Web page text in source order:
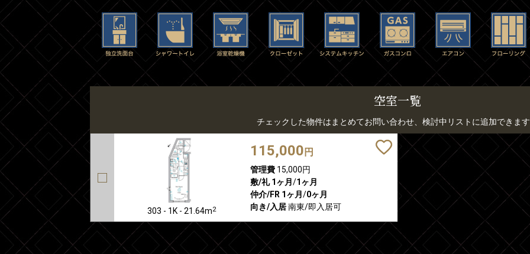
空室一覧
チェックした物件はまとめてお問い合わせ、検討中リストに追加できま
303 - 1K - 21.64m2
115,000 円
管理費15,000円
敷/礼 1ヶ月 /1ヶ月
仲介/FR 1ヶ月 /0ヶ月
向き/入居南東/即入居可